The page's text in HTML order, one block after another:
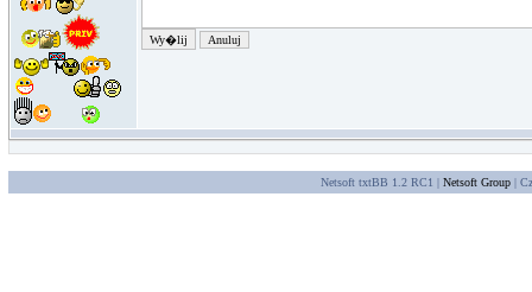
Netsoft txtBB 1.2 RC1 | Netsoft Group|